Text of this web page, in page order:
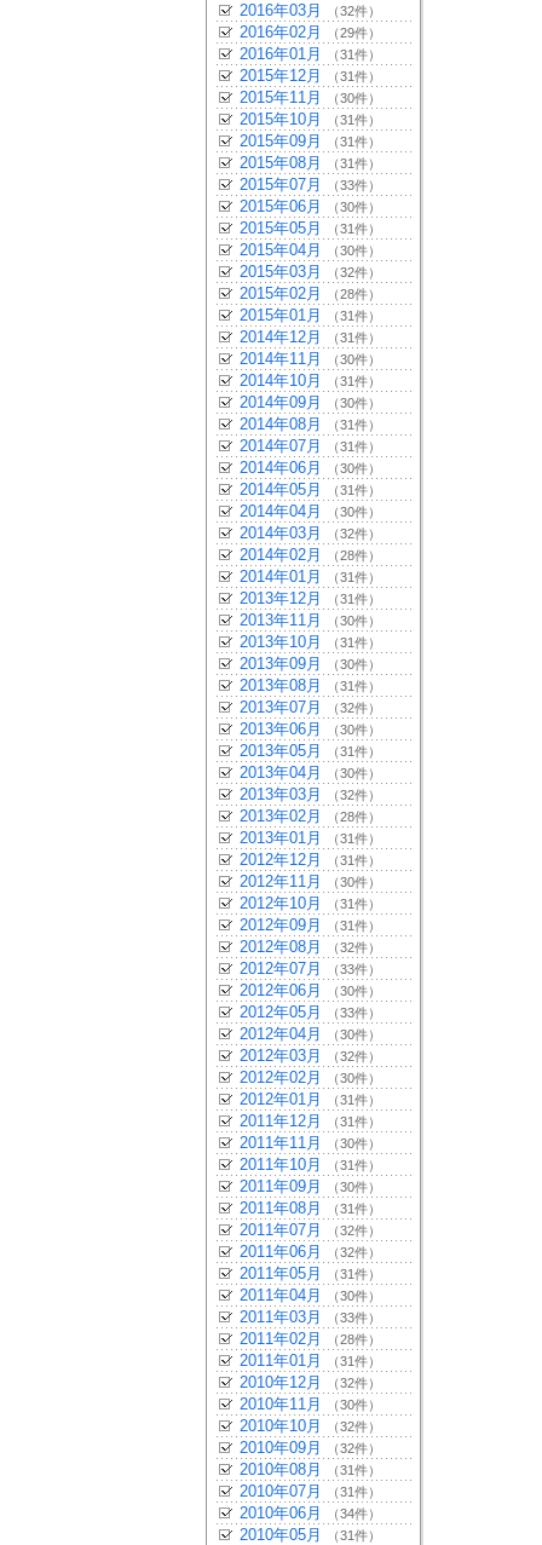
2016年03月 （32件）
2016年02月 （29件）
2016年01月 （31件）
2015年12月 （31件）
2015年11月 （30件）
2015年10月 （31件）
2015年09月 （31件）
2015年08月 （31件）
2015年07月 （33件）
2015年06月 （30件）
2015年05月 （31件）
2015年04月 （30件）
2015年03月 （32件）
2015年02月 （28件）
2015年01月 （31件）
2014年12月 （31件）
2014年11月 （30件）
2014年10月 （31件）
2014年09月 （30件）
2014年08月 （31件）
2014年07月 （31件）
2014年06月 （30件）
2014年05月 （31件）
2014年04月 （30件）
2014年03月 （32件）
2014年02月 （28件）
2014年01月 （31件）
2013年12月 （31件）
2013年11月 （30件）
2013年10月 （31件）
2013年09月 （30件）
2013年08月 （31件）
2013年07月 （32件）
2013年06月 （30件）
2013年05月 （31件）
2013年04月 （30件）
2013年03月 （32件）
2013年02月 （28件）
2013年01月 （31件）
2012年12月 （31件）
2012年11月 （30件）
2012年10月 （31件）
2012年09月 （31件）
2012年08月 （32件）
2012年07月 （33件）
2012年06月 （30件）
2012年05月 （33件）
2012年04月 （30件）
2012年03月 （32件）
2012年02月 （30件）
2012年01月 （31件）
2011年12月 （31件）
2011年11月 （30件）
2011年10月 （31件）
2011年09月 （30件）
2011年08月 （31件）
2011年07月 （32件）
2011年06月 （32件）
2011年05月 （31件）
2011年04月 （30件）
2011年03月 （33件）
2011年02月 （28件）
2011年01月 （31件）
2010年12月 （32件）
2010年11月 （30件）
2010年10月 （32件）
2010年09月 （32件）
2010年08月 （31件）
2010年07月 （31件）
2010年06月 （34件）
2010年05月 （31件）